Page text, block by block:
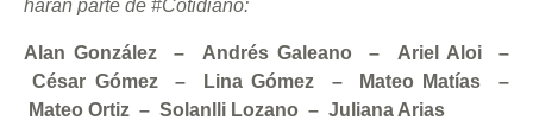
harán parte de #Cotidiano:
Alan González – Andrés Galeano – Ariel Aloi –
César Gómez – Lina Gómez – Mateo Matías –
Mateo Ortiz – Solanlli Lozano – Juliana Arias